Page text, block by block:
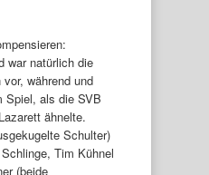
war natürlich die
während und
Spiel, als die SVB
ähnelte.
Schulter)
Tim Kühnel
(beide